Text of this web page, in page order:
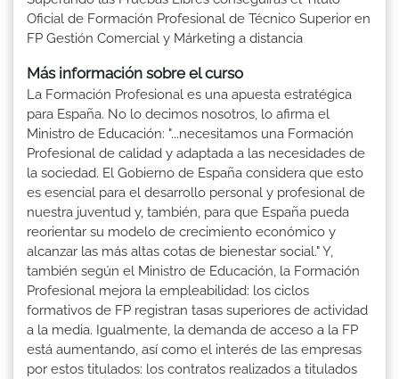
Oficial de Formación Profesional de Técnico Superior en
FP Gestión Comercial y Márketing a distancia
Más información sobre el curso
La Formación Profesional es una apuesta estratégica
para España. No lo decimos nosotros, lo afirma el
Ministro de Educación: "...necesitamos una Formación
Profesional de calidad y adaptada a las necesidades de
la sociedad. El Gobierno de España considera que esto
es esencial para el desarrollo personal y profesional de
nuestra juventud y, también, para que España pueda
reorientar su modelo de crecimiento económico y
alcanzar las más altas cotas de bienestar social." Y,
también según el Ministro de Educación, la Formación
Profesional mejora la empleabilidad: los ciclos
formativos de FP registran tasas superiores de actividad
a la media. Igualmente, la demanda de acceso a la FP
está aumentando, así como el interés de las empresas
por estos titulados: los contratos realizados a titulados